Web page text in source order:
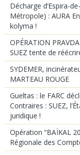
Décharge d’Espira-
Métropole) : AURA
kolyma !
OPÉRATION
SUEZ tente de
SYDEMER,
MARTEAU ROUGE
Gueltas : le FARC
Contraires : SUEZ,
juridique !
Opération “BAÏKAL
Régionale des